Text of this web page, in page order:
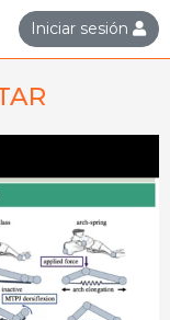
Iniciar sesión